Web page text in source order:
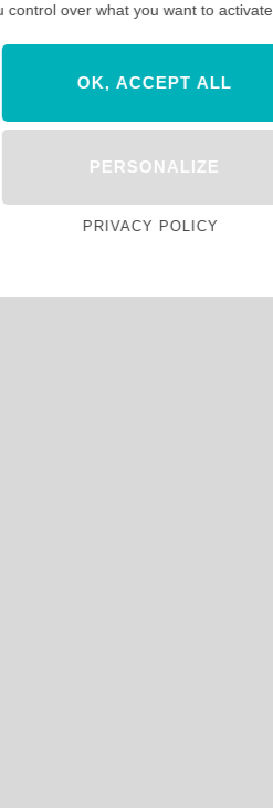
over what you want to activate
OK, ACCEPT ALL
PERSONALIZE
PRIVACY POLICY